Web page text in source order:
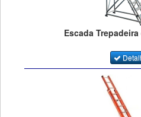
Escada